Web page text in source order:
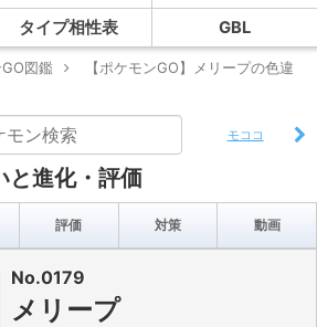
タイプ相性表 GBL
図鑑
【ポケモンGO】メリープの色違
モココ
と進化・評価
評価 対策 動画
No.0179
メリープ